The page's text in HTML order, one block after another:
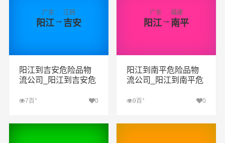
广东
阳江→
江西
吉安
阳江到吉安危险品物
流公司_阳江到吉安危
吉安危险品专线
7百 + 0
查看详细
广东
阳江→
福建
南平
阳江到南平危险品物
流公司_阳江到南平危
南平危险品专线
9百+ 0
查看详细